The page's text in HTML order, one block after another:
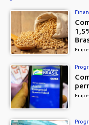
Filipe
Filipe